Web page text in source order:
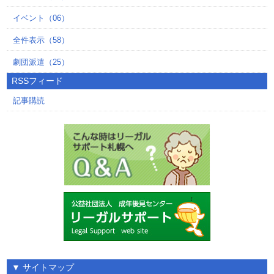
イベント（06）
全件表示（58）
劇団派遣（25）
RSSフィード
記事購読
▼ サイトマップ